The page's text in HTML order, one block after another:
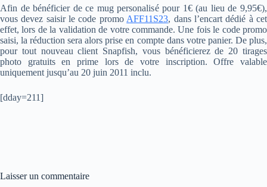
Afin de bénéficier de ce mug personalisé pour 1€ (au lieu de 9,95€),
vous devez saisir le code promo AFF11S23, dans l’encart dédié à cet
effet, lors de la validation de votre commande. Une fois le code promo
saisi, la réduction sera alors prise en compte dans votre panier. De plus,
pour tout nouveau client Snapfish, vous bénéficierez de 20 tirages
photo gratuits en prime lors de votre inscription. Offre valable
uniquement jusqu’au 20 juin 2011 inclu.
[dday=211]
Laisser un commentaire